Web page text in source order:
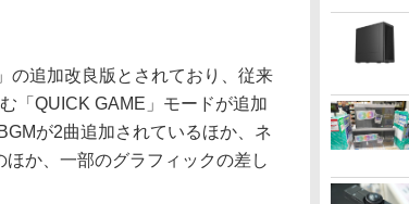
追加改良版とされており、従来
「QUICK GAME」モードが追加
が2曲追加されているほか、ネ
か、一部のグラフィックの差し